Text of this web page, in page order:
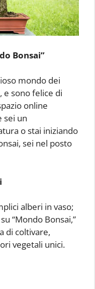
Bonsai”
mondo dei
e sono felice di
online
sei un
o stai iniziando
sei nel posto
alberi in vaso;
“Mondo Bonsai,”
di coltivare,
vegetali unici.